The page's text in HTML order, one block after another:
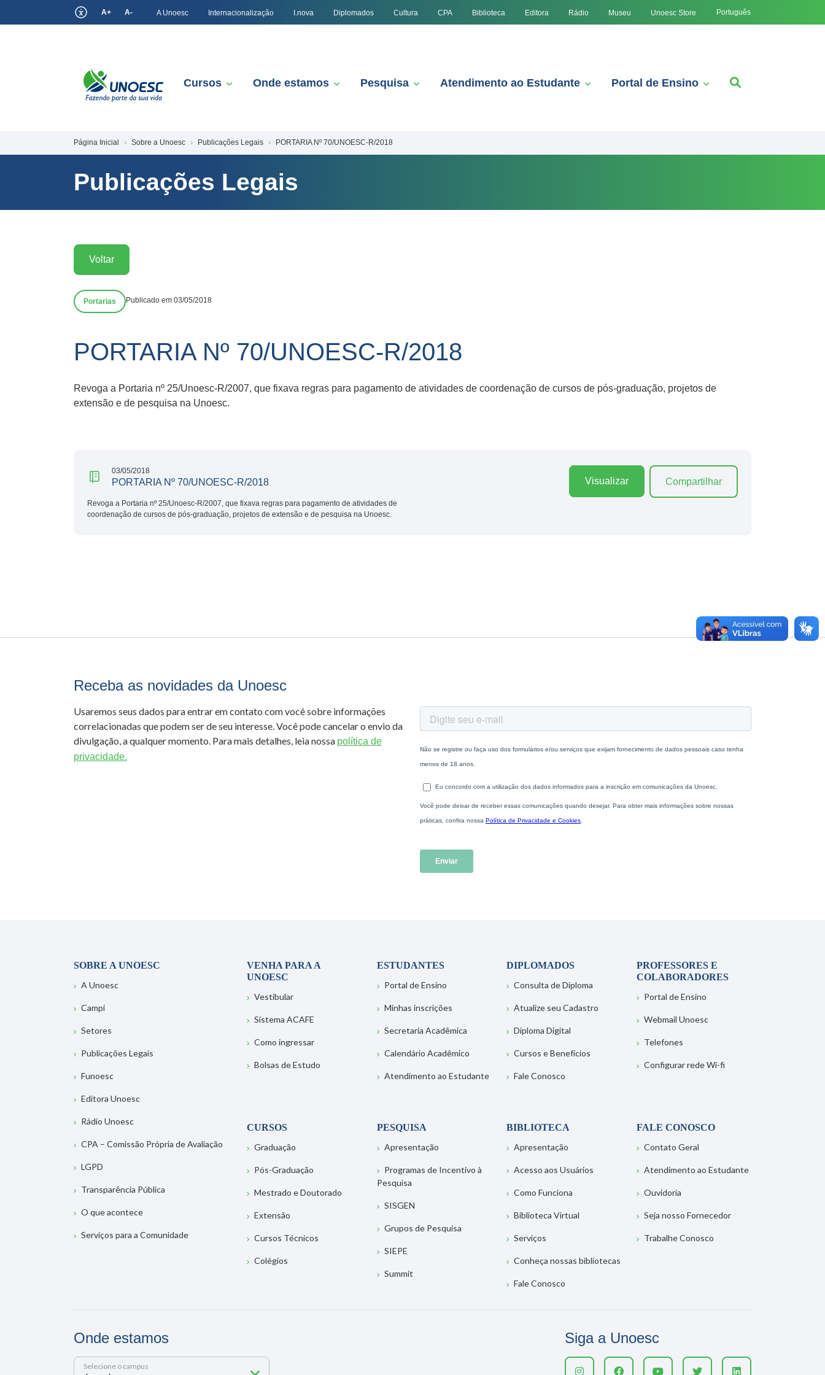
A+ A- A Unoesc Internacionalização I.nova Diplomados Cultura CPA Biblioteca Editora Rádio Museu Unoesc Store Português
Cursos Onde estamos Pesquisa Atendimento ao Estudante Portal de Ensino
Página Inicial Sobre a Unoesc Publicações Legais PORTARIA Nº 70/UNOESC-R/2018
Publicações Legais
Voltar
Portarias Publicado em 03/05/2018
PORTARIA Nº 70/UNOESC-R/2018
Revoga a Portaria nº 25/Unoesc-R/2007, que fixava regras para pagamento de atividades de coordenação de cursos de pós-graduação, projetos de
extensão e de pesquisa na Unoesc.
03/05/2018
PORTARIA Nº 70/UNOESC-R/2018
Revoga a Portaria nº 25/Unoesc-R/2007, que fixava regras para pagamento de atividades de
coordenação de cursos de pós-graduação, projetos de extensão e de pesquisa na Unoesc.
Visualizar Compartilhar
Receba as novidades da Unoesc
Usaremos seus dados para entrar em contato com você sobre informações
correlacionadas que podem ser de seu interesse. Você pode cancelar o envio da
divulgação, a qualquer momento. Para mais detalhes, leia nossa política de
privacidade.
SOBRE A UNOESC
A Unoesc
Campi
Setores
Publicações Legais
Funoesc
Editora Unoesc
Rádio Unoesc
CPA – Comissão Própria de Avaliação
LGPD
Transparência Pública
O que acontece
Serviços para a Comunidade
VENHA PARA A
UNOESC
Vestibular
Sistema ACAFE
Como ingressar
Bolsas de Estudo
ESTUDANTES
Portal de Ensino
Minhas inscrições
Secretaria Acadêmica
Calendário Acadêmico
Atendimento ao Estudante
DIPLOMADOS
Consulta de Diploma
Atualize seu Cadastro
Diploma Digital
Cursos e Benefícios
Fale Conosco
PROFESSORES E
COLABORADORES
Portal de Ensino
Webmail Unoesc
Telefones
Configurar rede Wi-fi
CURSOS
Graduação
Pós-Graduação
Mestrado e Doutorado
Extensão
Cursos Técnicos
Colégios
PESQUISA
Apresentação
Programas de Incentivo à
Pesquisa
SISGEN
Grupos de Pesquisa
SIEPE
Summit
BIBLIOTECA
Apresentação
Acesso aos Usuários
Como Funciona
Biblioteca Virtual
Serviços
Conheça nossas bibliotecas
Fale Conosco
FALE CONOSCO
Contato Geral
Atendimento ao Estudante
Ouvidoria
Seja nosso Fornecedor
Trabalhe Conosco
Onde estamos
Selecione o campus
Siga a Unoesc